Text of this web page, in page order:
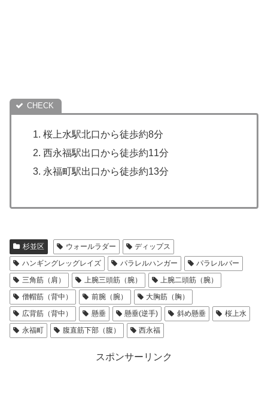
桜上水駅北口から徒歩約8分
西永福駅出口から徒歩約11分
永福町駅出口から徒歩約13分
杉並区 ウォールラダー
ディップス
ハンギングレッグレイズ
パラレルハンガー
パラレルバー
三角筋（肩）
上腕三頭筋（腕）
上腕二頭筋（腕）
僧帽筋（背中）
前腕（腕）
大胸筋（胸）
広背筋（背中）
懸垂 懸垂(逆手) 斜め懸垂
桜上水
永福町
腹直筋下部（腹） 西永福
スポンサーリンク